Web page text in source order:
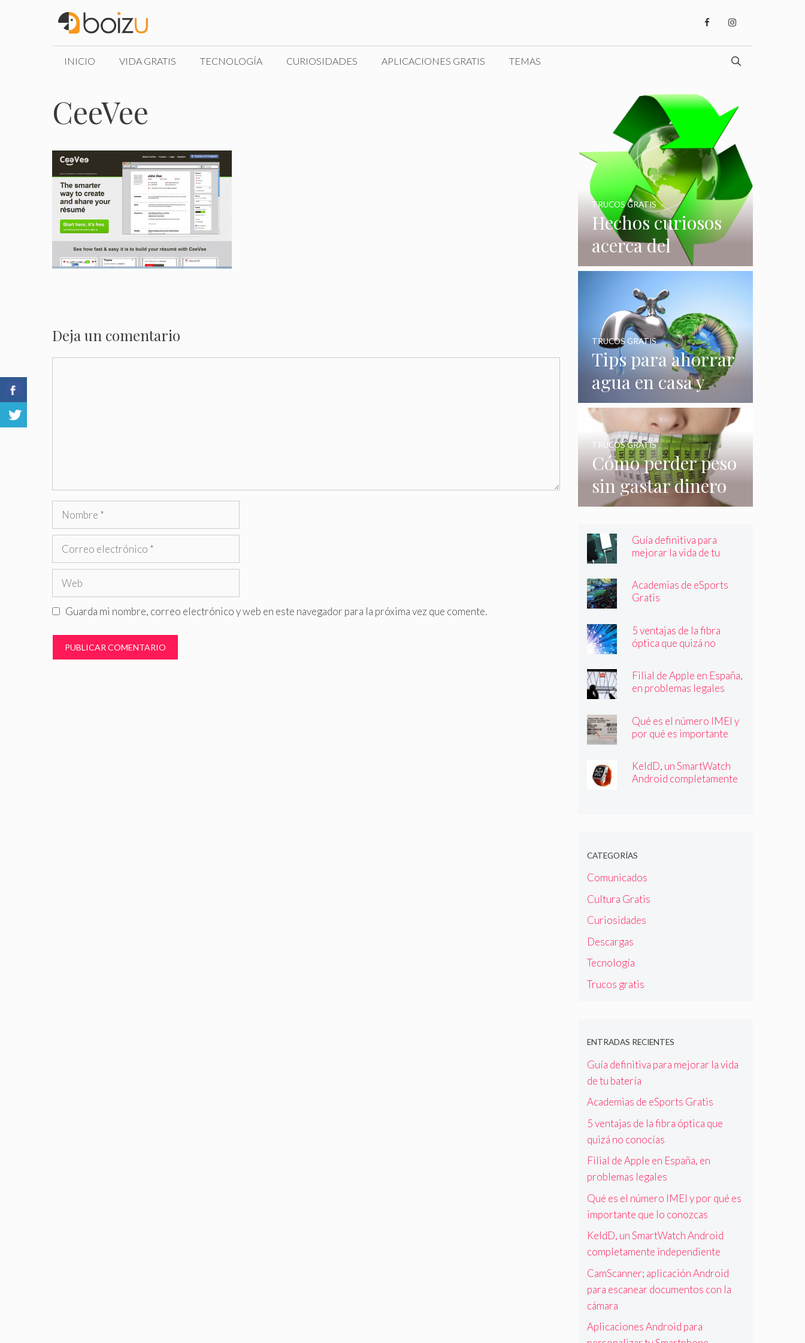
INICIO VIDA GRATIS TECNOLOGÍA CURIOSIDADES APLICACIONES GRATIS TEMAS
CeeVee
Deja un comentario
Nombre
Correo
Web
Guarda mi nombre, correo electrónico y web en este navegador para la próxima vez que comente.
Hechos curiosos
acerca del
reciclaje que
quizás no
conocías
TRUCOS GRATIS
Tips para ahorrar
agua en casa y
gastar menos en
su consumo
TRUCOS GRATIS
Cómo perder peso
sin gastar dinero
e incluso sin
hacer nada
TRUCOS GRATIS
Guía definitiva para
mejorar la vida de tu
Academias de eSports
Gratis
5 ventajas de la fibra
óptica que quizá no
Filial de Apple en España,
en problemas legales
Qué es el número IMEI y
por qué es importante
KeldD, un SmartWatch
Android completamente
CATEGORÍAS
Comunicados
Cultura Gratis
Curiosidades
Descargas
Tecnología
Trucos gratis
ENTRADAS RECIENTES
Guía definitiva para mejorar la vida
de tu batería
Academias de eSports Gratis
5 ventajas de la fibra óptica que
quizá no conocías
Filial de Apple en España, en
problemas legales
Qué es el número IMEI y por qué es
importante que lo conozcas
KeldD, un SmartWatch Android
completamente independiente
CamScanner; aplicación Android
para escanear documentos con la
cámara
Aplicaciones Android para